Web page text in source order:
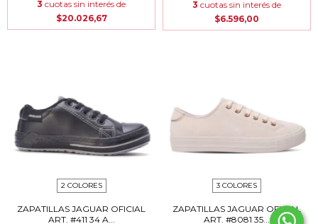
3 cuotas sin interés de
$20.026,67
3 cuotas sin interés de
$6.596,00
2 COLORES
ZAPATILLAS JAGUAR OFICIAL
ART. #411 34 A...
3 COLORES
ZAPATILLAS JAGUAR OFICIAL
ART. #8081 35...